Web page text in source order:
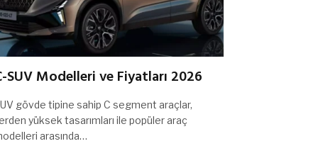
SUV Modelleri ve Fiyatları 2026
gövde tipine sahip C segment araçlar,
yüksek tasarımları ile popüler araç
arasında…